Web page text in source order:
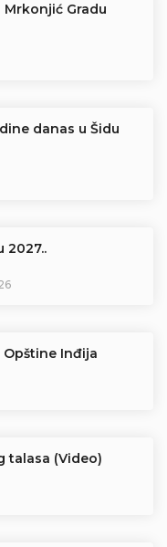
Gradu
danas u Šidu
2027..
Opštine Inđija
talasa (Video)